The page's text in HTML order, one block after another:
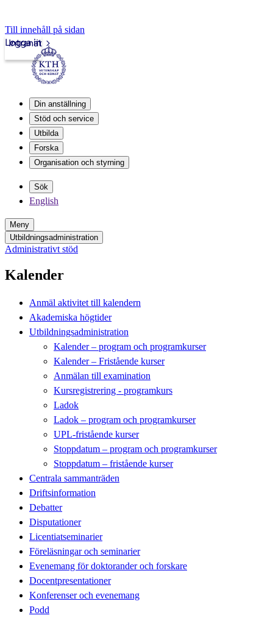
Till innehåll på sidan
Intranät
Logga in
Din anställning
Stöd och service
Utbilda
Forska
Organisation och styrning
Sök
English
Meny
Utbildningsadministration
Administrativt stöd
Kalender
Anmäl aktivitet till kalendern
Akademiska högtider
Utbildningsadministration
Kalender – program och programkurser
Kalender – Fristående kurser
Anmälan till examination
Kursregistrering - programkurs
Ladok
Ladok – program och programkurser
UPL-fristående kurser
Stoppdatum – program och programkurser
Stoppdatum – fristående kurser
Centrala sammanträden
Driftsinformation
Debatter
Disputationer
Licentiatseminarier
Föreläsningar och seminarier
Evenemang för doktorander och forskare
Docentpresentationer
Konferenser och evenemang
Podd